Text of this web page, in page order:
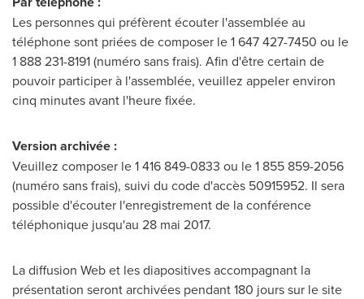
Les personnes qui préfèrent écouter l'assemblée au
téléphone sont priées de composer le 1 647 427-7450 ou le
1 888 231-8191 (numéro sans frais). Afin d'être certain de
pouvoir participer à l'assemblée, veuillez appeler environ
cinq minutes avant l'heure fixée.
Version archivée :
Veuillez composer le 1 416 849-0833 ou le 1 855 859-2056
(numéro sans frais), suivi du code d'accès 50915952. Il sera
possible d'écouter l'enregistrement de la conférence
téléphonique jusqu'au 28 mai 2017.
La diffusion Web et les diapositives accompagnant la
présentation seront archivées pendant 180 jours sur le site